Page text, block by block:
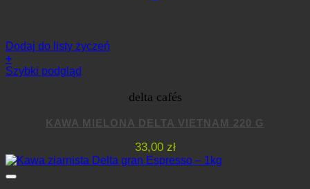
Dodaj do listy życzeń
+
Szybki podgląd
delta cafés
KAWA MIELONA DELTA VIETNAM 220 G
33,00 zł